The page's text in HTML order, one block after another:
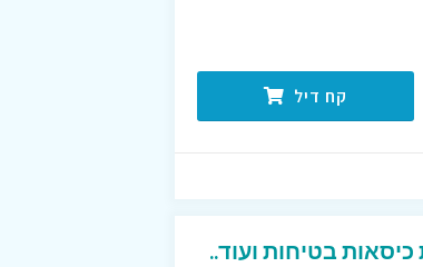
קח דיל
בטיחות ועוד..